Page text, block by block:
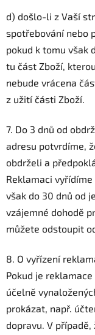
d) došlo-li z Vaší
spotřebování nebo
pokud k tomu však
tu část Zboží,
nebude vrácena
z užití části Zboží.
7. Do 3 dnů od
adresu potvrdíme,
obdrželi a
Reklamaci
však do 30 dnů od
vzájemné dohodě
můžete odstoupit
8. O vyřízení
Pokud je
účelně
prokázat, např.
dopravu. V